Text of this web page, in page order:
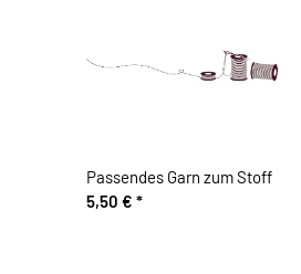
Passendes Garn zum Stoff
5,50 € *